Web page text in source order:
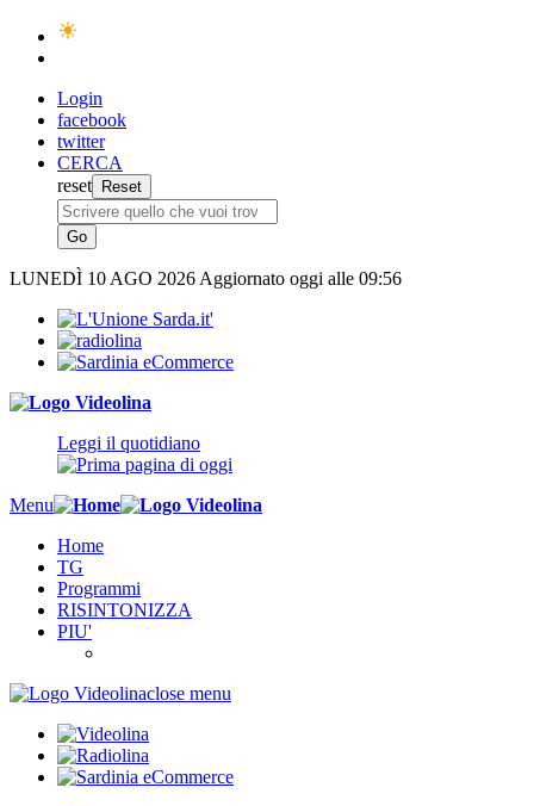
Login
facebook
twitter
CERCA
reset
LUNEDÌ 10 AGO 2026 Aggiornato oggi alle 09:56
Leggi il quotidiano
Menu
Home
TG
Programmi
RISINTONIZZA
PIU'
close menu